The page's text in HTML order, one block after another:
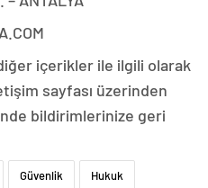
içerikler ile ilgili olarak
sayfası üzerinden
bildirimlerinize geri
Güvenlik Hukuk